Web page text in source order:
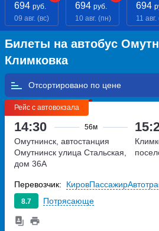
694 руб.
09 авг. (вс)
694 руб.
10 авг. (пн)
694
11 авг.
Билеты на автобус
Климковка
Отсортировано по
Рейс с автовокзала
14:30 56м
Омутнинск, автостанция
Омутнинск улица Стальская,
дом 36А
8.7 Потрясающе
Перевозчик: